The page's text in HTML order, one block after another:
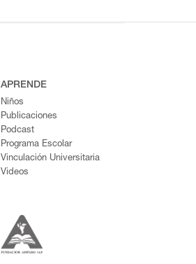
APRENDE
Niños
Publicaciones
Podcast
Programa Escolar
Vinculación Universitaria
Videos